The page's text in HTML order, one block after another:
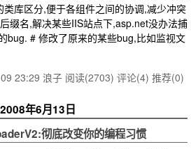
库区分,便于各组件之间的协调,减少冲突
缀名,解决某些IIS站点下,asp.net没办法捕
bug. # 修改了原来的某些bug,比如监视文
23:29 浪子 阅读(2703) 评论(4) 推荐(0)
2008年6月13日
彻底改变你的编程习惯